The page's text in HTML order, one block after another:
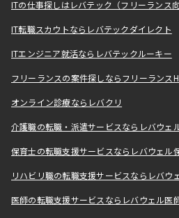
ITの仕事探しはレバテック（フリーランス
IT転職スカウトならレバテックダイレクト
ITエンジニア就活ならレバテックルーキー
フリーランスの案件探しならフリーランス
オンライン診療ならレバクリ
介護職の転職・派遣サービスならレバウェ
保育士の転職支援サービスならレバウェル
リハビリ職の転職支援サービスならレバウ
医師の転職支援サービスならレバウェル医